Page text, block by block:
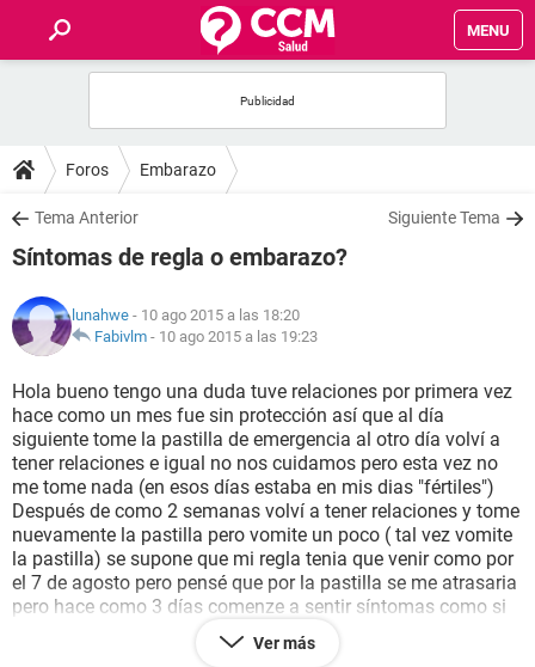
MENU
FOROS
SALUD
NUTRICIÓN
BIENESTAR
SEXUALIDAD
GLOSARIO
Foros Embarazo
Tema Anterior Siguiente Tema
Síntomas de regla o embarazo?
lunahwe - 10 ago 2015 a las 18:20
Fabivlm - 10 ago 2015 a las 19:23
Hola bueno tengo una duda tuve relaciones por primera vez
hace como un mes fue sin protección así que al día
siguiente tome la pastilla de emergencia al otro día volví a
tener relaciones e igual no nos cuidamos pero esta vez no
me tome nada (en esos días estaba en mis dias "fértiles")
Después de como 2 semanas volví a tener relaciones y tome
nuevamente la pastilla pero vomite un poco ( tal vez vomite
la pastilla) se supone que mi regla tenia que venir como por
el 7 de agosto pero pensé que por la pastilla se me atrasaria
pero hace como 3 días comenze a sentir síntomas como si
me fuera a venir la regla; dolor en los pechos, cansancio,
fatiga, etc pero antes de esos síntomas eh tenido pocas
Ver más